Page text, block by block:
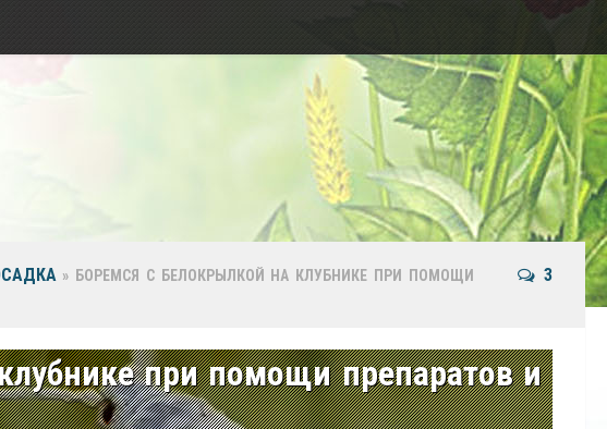
» БОРЕМСЯ С БЕЛОКРЫЛКОЙ НА КЛУБНИКЕ ПРИ ПОМОЩИ
3
при помощи препаратов и